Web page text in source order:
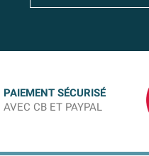
PAIEMENT SÉCURISÉ
AVEC CB ET PAYPAL